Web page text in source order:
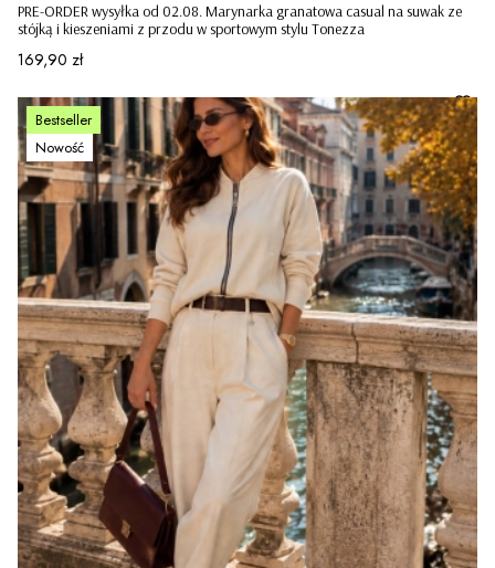
PRE-ORDER wysyłka od 02.08. Marynarka granatowa casual na suwak ze
stójką i kieszeniami z przodu w sportowym stylu Tonezza
Cena
169,90 zł
Bestseller
Nowość